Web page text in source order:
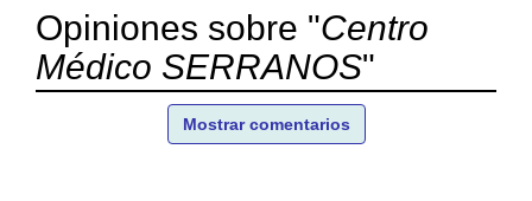
Opiniones sobre "Centro
Médico SERRANOS"
Mostrar comentarios